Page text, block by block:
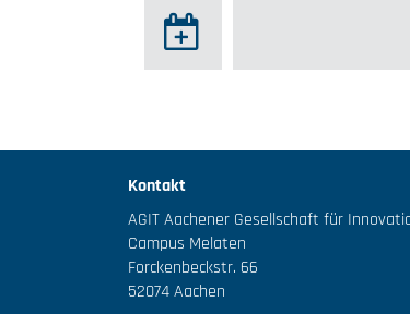
Kontakt
AGIT Aachener Gesellschaft für
Campus Melaten
Forckenbeckstr. 66
52074 Aachen